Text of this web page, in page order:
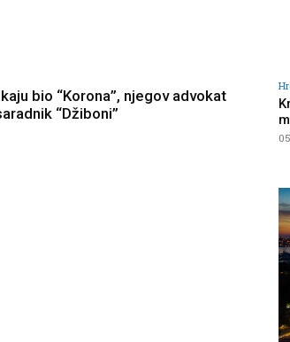
bio “Korona”, njegov advokat
“Džiboni”